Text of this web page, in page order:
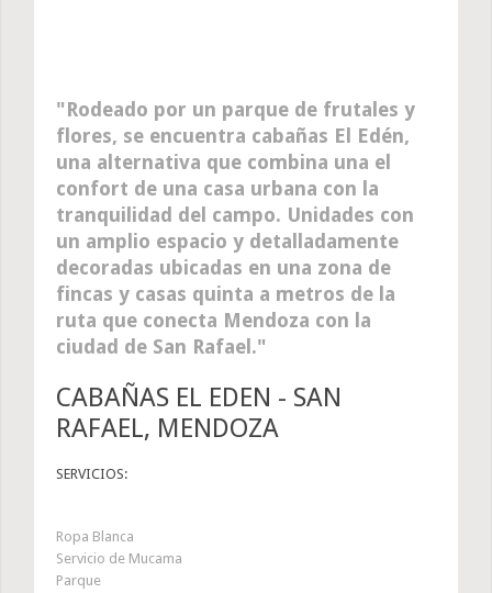
Rodeado por un parque de frutales y
flores, se encuentra cabañas El Edén,
una alternativa que combina una el
confort de una casa urbana con la
tranquilidad del campo. Unidades con
un amplio espacio y detalladamente
decoradas ubicadas en una zona de
fincas y casas quinta a metros de la
ruta que conecta Mendoza con la
ciudad de San Rafael.
CABAÑAS EL EDEN - SAN
RAFAEL, MENDOZA
SERVICIOS:
Ropa Blanca
Servicio de Mucama
Parque